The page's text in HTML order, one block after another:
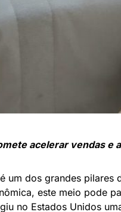
acelerar vendas e
um dos grandes pilares
este meio pode
no Estados Unidos